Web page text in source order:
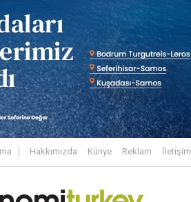
Hakkımızda Künye Reklam İletişim